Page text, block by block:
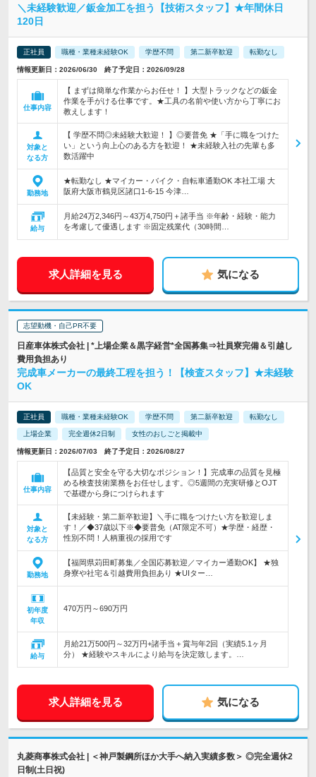
＼未経験歓迎／鈑金加工を担う【技術スタッフ】★年間休日
120日
正社員 職種・業種未経験OK 学歴不問 第二新卒歓迎 転勤なし
情報更新日：2026/06/30 終了予定日：2026/09/28
仕事内容
【 まずは簡単な作業からお任せ！ 】大型トラックなどの鈑金
作業を手がける仕事です。★工具の名前や使い方から丁寧にお
教えします！
対象と
なる方
【 学歴不問◎未経験大歓迎！ 】◎要普免 ★「手に職をつけた
い」という向上心のある方を歓迎！ ★未経験入社の先輩も多
数活躍中
勤務地
★転勤なし ★マイカー・バイク・自転車通勤OK 本社工場 大
阪府大阪市鶴見区諸口1-6-15 今津…
給与
月給24万2,346円～43万4,750円＋諸手当 ※年齢・経験・能力
を考慮して優遇します ※固定残業代（30時間…
求人詳細を見る 気になる
志望動機・自己PR不要
日産車体株式会社 | *上場企業＆黒字経営*全国募集⇒社員寮完備＆引越し
費用負担あり
完成車メーカーの最終工程を担う！【検査スタッフ】★未経験
OK
正社員 職種・業種未経験OK 学歴不問 第二新卒歓迎 転勤なし
上場企業 完全週休2日制 女性のおしごと掲載中
情報更新日：2026/07/03 終了予定日：2026/08/27
仕事内容
【品質と安全を守る大切なポジション！】完成車の品質を見極
める検査技術業務をお任せします。◎5週間の充実研修とOJT
で基礎から身につけられます
対象と
なる方
【未経験・第二新卒歓迎】＼手に職をつけたい方を歓迎しま
す！／◆37歳以下※◆要普免（AT限定不可）★学歴・経歴・
性別不問！人柄重視の採用です
勤務地
【福岡県苅田町募集／全国応募歓迎／マイカー通勤OK】 ★独
身寮や社宅＆引越費用負担あり ★UIター…
初年度
年収
470万円～690万円
給与
月給21万500円～32万円+諸手当＋賞与年2回（実績5.1ヶ月
分） ★経験やスキルにより給与を決定致します。…
求人詳細を見る 気になる
丸菱商事株式会社 | ＜神戸製鋼所ほか大手へ納入実績多数＞ ◎完全週休2
日制(土日祝)